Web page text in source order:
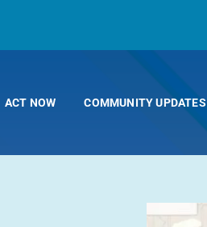
ACT NOW COMMUNITY UPDATES